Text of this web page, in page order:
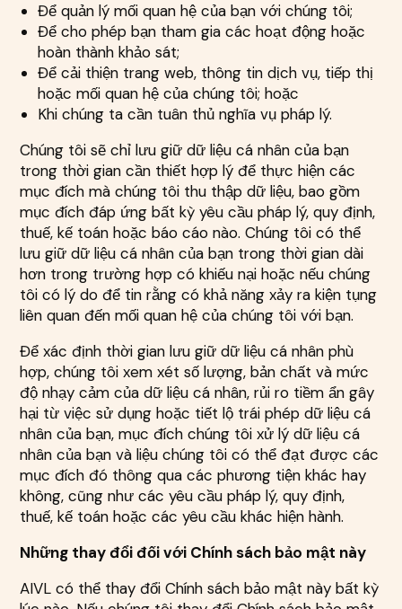
Để quản lý mối quan hệ của bạn với chúng tôi;
Để cho phép bạn tham gia các hoạt động hoặc
hoàn thành khảo sát;
Để cải thiện trang web, thông tin dịch vụ, tiếp thị
hoặc mối quan hệ của chúng tôi; hoặc
Khi chúng ta cần tuân thủ nghĩa vụ pháp lý.
Chúng tôi sẽ chỉ lưu giữ dữ liệu cá nhân của bạn
trong thời gian cần thiết hợp lý để thực hiện các
mục đích mà chúng tôi thu thập dữ liệu, bao gồm
mục đích đáp ứng bất kỳ yêu cầu pháp lý, quy định,
thuế, kế toán hoặc báo cáo nào. Chúng tôi có thể
lưu giữ dữ liệu cá nhân của bạn trong thời gian dài
hơn trong trường hợp có khiếu nại hoặc nếu chúng
tôi có lý do để tin rằng có khả năng xảy ra kiện tụng
liên quan đến mối quan hệ của chúng tôi với bạn.
Để xác định thời gian lưu giữ dữ liệu cá nhân phù
hợp, chúng tôi xem xét số lượng, bản chất và mức
độ nhạy cảm của dữ liệu cá nhân, rủi ro tiềm ẩn gây
hại từ việc sử dụng hoặc tiết lộ trái phép dữ liệu cá
nhân của bạn, mục đích chúng tôi xử lý dữ liệu cá
nhân của bạn và liệu chúng tôi có thể đạt được các
mục đích đó thông qua các phương tiện khác hay
không, cũng như các yêu cầu pháp lý, quy định,
thuế, kế toán hoặc các yêu cầu khác hiện hành.
Những thay đổi đối với Chính sách bảo mật này
AIVL có thể thay đổi Chính sách bảo mật này bất kỳ